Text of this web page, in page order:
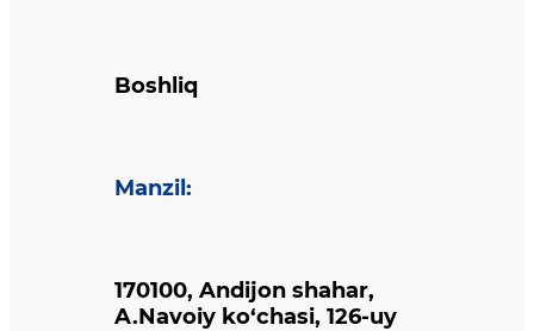
Boshliq
Manzil :
170100, Andijon shahar,
A.Navoiy ko‘chasi, 126-uy